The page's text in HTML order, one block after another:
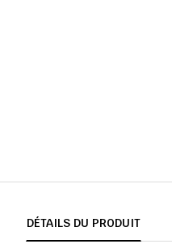
DÉTAILS DU PRODUIT